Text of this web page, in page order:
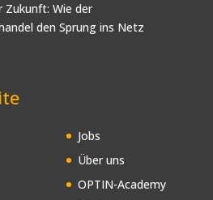
Zukunft: Wie der
den Sprung ins Netz
Jobs
Über uns
OPTIN-Academy